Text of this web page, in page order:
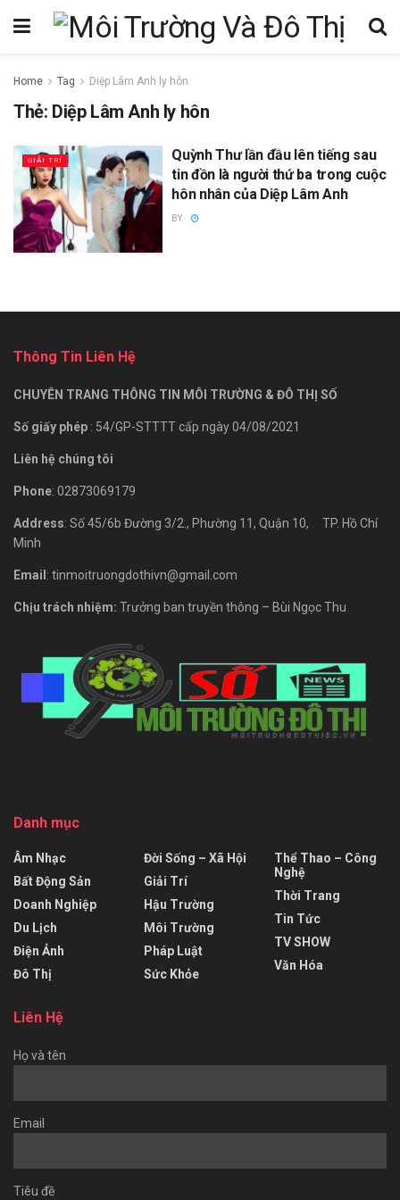
Home Tag Diệp Lâm Anh ly hôn
Thẻ: Diệp Lâm Anh ly hôn
GIẢI TRÍ
Quỳnh Thư lần đầu lên tiếng sau
tin đồn là người thứ ba trong cuộc
hôn nhân của Diệp Lâm Anh
BY
Thông Tin Liên Hệ
CHUYÊN TRANG THÔNG TIN MÔI TRƯỜNG & ĐÔ THỊ SỐ
Số giấy phép : 54/GP-STTTT cấp ngày 04/08/2021
Liên hệ chúng tôi
Phone: 02873069179
Address: Số 45/6b Đường 3/2., Phường 11, Quận 10, TP. Hồ Chí
Minh
Email: tinmoitruongdothivn@gmail.com
Chịu trách nhiệm: Trưởng ban truyền thông – Bùi Ngọc Thu
Danh mục
Âm Nhạc
Bất Động Sản
Doanh Nghiệp
Du Lịch
Điện Ảnh
Đô Thị
Đời Sống – Xã Hội
Giải Trí
Hậu Trường
Môi Trường
Pháp Luật
Sức Khỏe
Thể Thao – Công
Nghệ
Thời Trang
Tin Tức
TV SHOW
Văn Hóa
Liên Hệ
Họ và tên
Email
Tiêu đề